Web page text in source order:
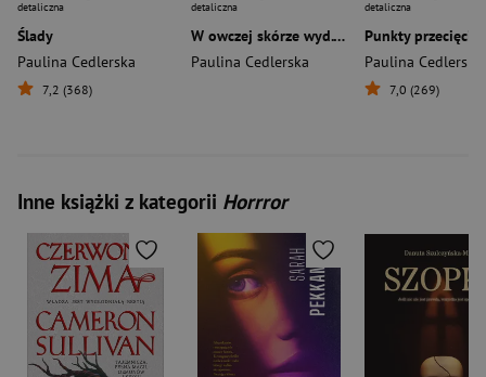
detaliczna
Ślady
Paulina Cedlerska
7,2 (368)
detaliczna
W owczej skórze wyd. specjalne
Paulina Cedlerska
detaliczna
Punkty przecięcia
Paulina Cedlerska
7,0 (269)
Inne książki z kategorii Horrror